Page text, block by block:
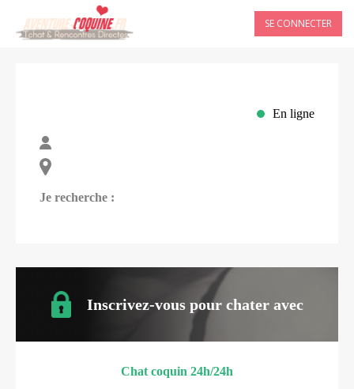
SE CONNECTER
En ligne
Je recherche :
Inscrivez-vous pour chater avec
Chat coquin 24h/24h